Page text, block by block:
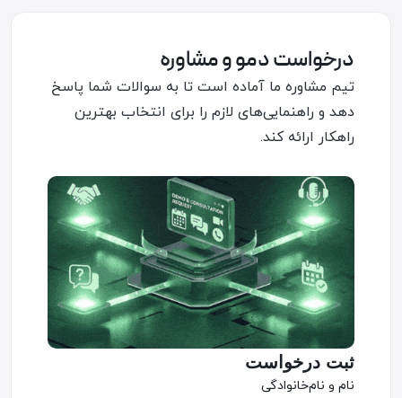
درخواست دمو و مشاوره
تیم مشاوره ما آماده است تا به سوالات شما پاسخ
دهد و راهنمایی‌های لازم را برای انتخاب بهترین
راهکار ارائه کند.
ثبت درخواست
نام و نام‌خانوادگی